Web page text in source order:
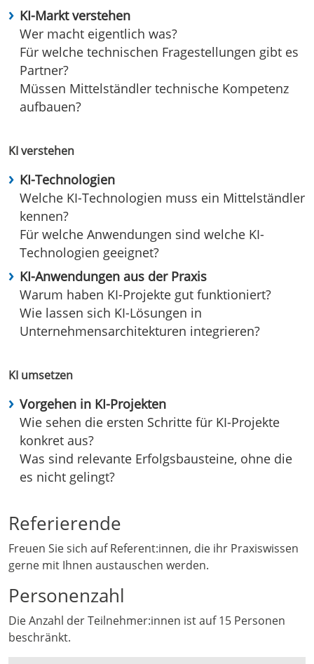
KI-Markt verstehen
Wer macht eigentlich was?
Für welche technischen Fragestellungen gibt es
Partner?
Müssen Mittelständler technische Kompetenz
aufbauen?
KI verstehen
KI-Technologien
Welche KI-Technologien muss ein Mittelständler
kennen?
Für welche Anwendungen sind welche KI-
Technologien geeignet?
KI-Anwendungen aus der Praxis
Warum haben KI-Projekte gut funktioniert?
Wie lassen sich KI-Lösungen in
Unternehmensarchitekturen integrieren?
KI umsetzen
Vorgehen in KI-Projekten
Wie sehen die ersten Schritte für KI-Projekte
konkret aus?
Was sind relevante Erfolgsbausteine, ohne die
es nicht gelingt?
Referierende
Freuen Sie sich auf Referent:innen, die ihr Praxiswissen
gerne mit Ihnen austauschen werden.
Personenzahl
Die Anzahl der Teilnehmer:innen ist auf 15 Personen
beschränkt.